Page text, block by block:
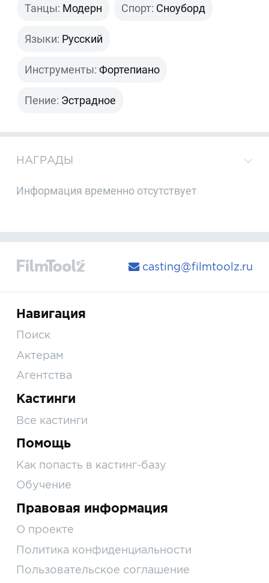
Танцы: Модерн Спорт: Сноуборд
Языки: Русский
Инструменты: Фортепиано
Пение: Эстрадное
НАГРАДЫ
Информация временно отсутствует
casting@filmtoolz.ru
Навигация
Поиск
Актерам
Агентства
Кастинги
Все кастинги
Помощь
Как попасть в кастинг-базу
Обучение
Правовая информация
О проекте
Политика конфиденциальности
Пользовательское соглашение